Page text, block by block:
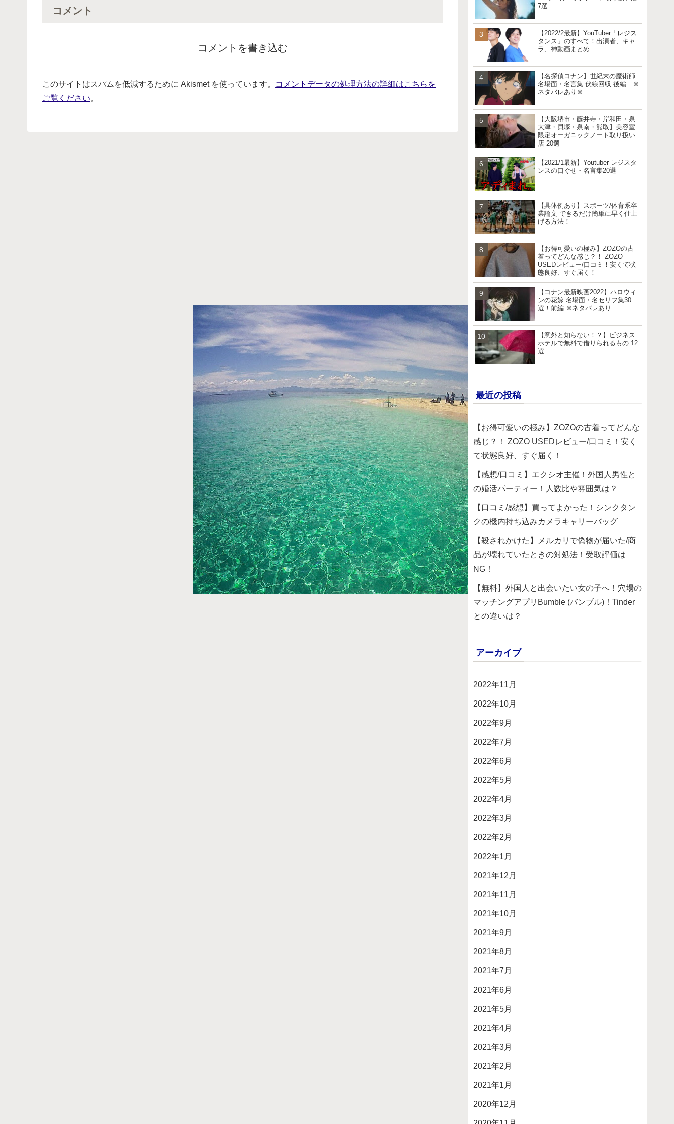
コメント
コメントを書き込む
このサイトはスパムを低減するために Akismet を使っています。
コメントデータの処理方法の詳細はこちらを
ご覧ください。
7選
【2022/2最新】YouTuber「レジス
タンス」のすべて！出演者、キャ
ラ、神動画まとめ
【名探偵コナン】世紀末の魔術師
名場面・名言集 伏線回収 後編 ※
ネタバレあり※
【大阪堺市・藤井寺・岸和田・泉
大津・貝塚・泉南・熊取】美容室
限定オーガニックノート取り扱い
店 20選
【2021/1最新】Youtuber レジスタ
ンスの口ぐせ・名言集20選
【具体例あり】スポーツ/体育系卒
業論文 できるだけ簡単に早く仕上
げる方法！
【お得可愛いの極み】ZOZOの古
着ってどんな感じ？！ ZOZO
USEDレビュー/口コミ！安くて状
態良好、すぐ届く！
【コナン最新映画2022】ハロウィ
ンの花嫁 名場面・名セリフ集30
選！前編 ※ネタバレあり
【意外と知らない！？】ビジネス
ホテルで無料で借りられるもの 12
選
最近の投稿
【お得可愛いの極み】ZOZOの古着ってどんな
感じ？！ ZOZO USEDレビュー/口コミ！安く
て状態良好、すぐ届く！
【感想/口コミ】エクシオ主催！外国人男性と
の婚活パーティー！人数比や雰囲気は？
【口コミ/感想】買ってよかった！シンクタン
クの機内持ち込みカメラキャリーバッグ
【殺されかけた】メルカリで偽物が届いた/商
品が壊れていたときの対処法！受取評価は
NG！
【無料】外国人と出会いたい女の子へ！穴場の
マッチングアプリBumble (バンブル)！Tinder
との違いは？
アーカイブ
2022年11月
2022年10月
2022年9月
2022年7月
2022年6月
2022年5月
2022年4月
2022年3月
2022年2月
2022年1月
2021年12月
2021年11月
2021年10月
2021年9月
2021年8月
2021年7月
2021年6月
2021年5月
2021年4月
2021年3月
2021年2月
2021年1月
2020年12月